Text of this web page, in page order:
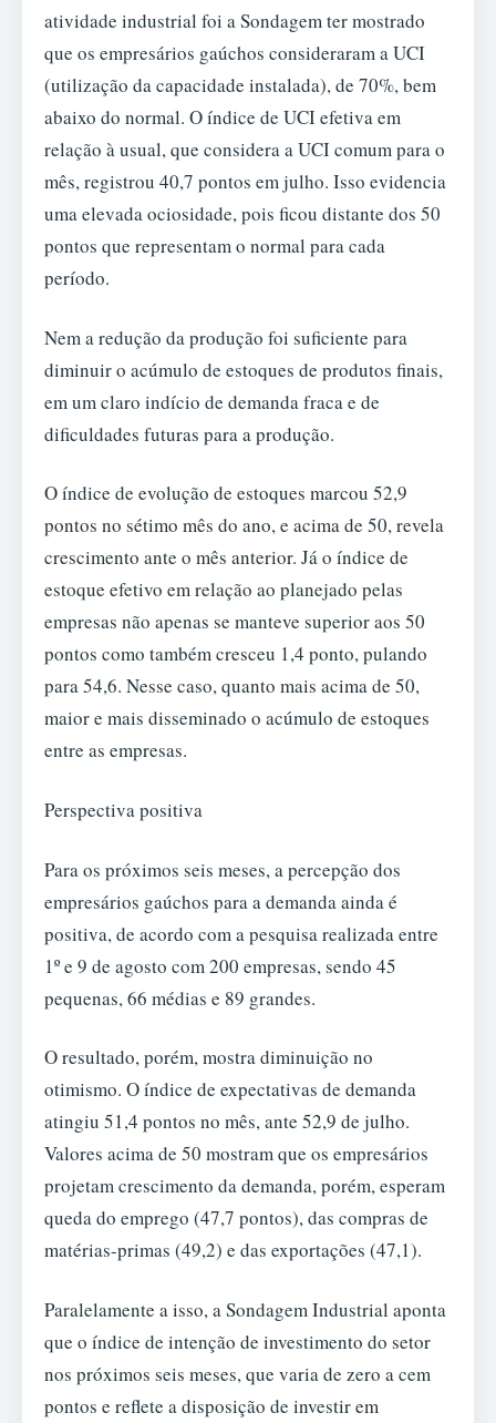
atividade industrial foi a Sondagem ter mostrado
que os empresários gaúchos consideraram a UCI
(utilização da capacidade instalada), de 70%, bem
abaixo do normal. O índice de UCI efetiva em
relação à usual, que considera a UCI comum para o
mês, registrou 40,7 pontos em julho. Isso evidencia
uma elevada ociosidade, pois ficou distante dos 50
pontos que representam o normal para cada
período.
Nem a redução da produção foi suficiente para
diminuir o acúmulo de estoques de produtos finais,
em um claro indício de demanda fraca e de
dificuldades futuras para a produção.
O índice de evolução de estoques marcou 52,9
pontos no sétimo mês do ano, e acima de 50, revela
crescimento ante o mês anterior. Já o índice de
estoque efetivo em relação ao planejado pelas
empresas não apenas se manteve superior aos 50
pontos como também cresceu 1,4 ponto, pulando
para 54,6. Nesse caso, quanto mais acima de 50,
maior e mais disseminado o acúmulo de estoques
entre as empresas.
Perspectiva positiva
Para os próximos seis meses, a percepção dos
empresários gaúchos para a demanda ainda é
positiva, de acordo com a pesquisa realizada entre
1º e 9 de agosto com 200 empresas, sendo 45
pequenas, 66 médias e 89 grandes.
O resultado, porém, mostra diminuição no
otimismo. O índice de expectativas de demanda
atingiu 51,4 pontos no mês, ante 52,9 de julho.
Valores acima de 50 mostram que os empresários
projetam crescimento da demanda, porém, esperam
queda do emprego (47,7 pontos), das compras de
matérias-primas (49,2) e das exportações (47,1).
Paralelamente a isso, a Sondagem Industrial aponta
que o índice de intenção de investimento do setor
nos próximos seis meses, que varia de zero a cem
pontos e reflete a disposição de investir em